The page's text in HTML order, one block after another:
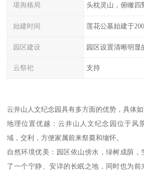
堪舆格局
始建时间 莲花公墓始建于
园区建设 园区设置清晰明显
云祭祀 支持
云井山人文纪念园具有多方面的优势，具体如
地理位置优越：云井山人文纪念园位于风
域，交利，方便家属前来祭奠和缅怀。
自然环境优美：园区依山傍水，绿树成荫
了一个宁静、安详的长眠之地，同时也为